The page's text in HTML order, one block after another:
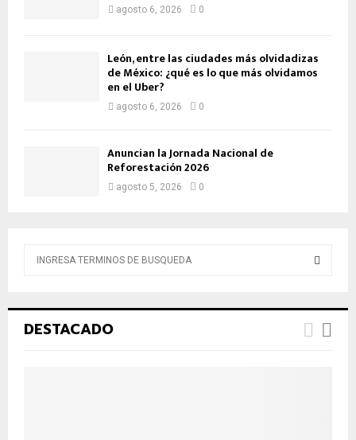
agosto 6, 2026 0
León, entre las ciudades más olvidadizas
de México: ¿qué es lo que más olvidamos
en el Uber?
agosto 6, 2026 0
Anuncian la Jornada Nacional de
Reforestación 2026
agosto 5, 2026 0
e
DESTACADO